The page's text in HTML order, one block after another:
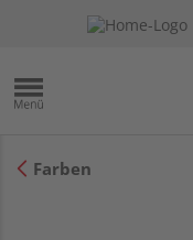
Farben